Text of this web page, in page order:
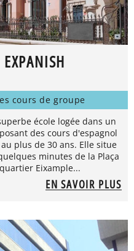
cours de groupe
école logée dans un
des cours d'espagnol
plus de 30 ans. Elle situe
minutes de la Plaça
Eixample...
EN SAVOIR PLUS